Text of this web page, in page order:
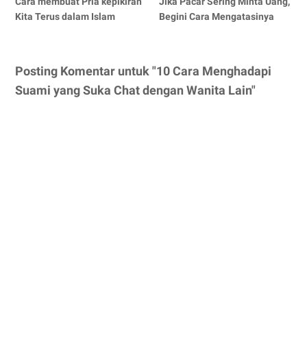
Kita Terus dalam Islam
Begini Cara Mengatasinya
Posting Komentar untuk "10 Cara Menghadapi
Suami yang Suka Chat dengan Wanita Lain"